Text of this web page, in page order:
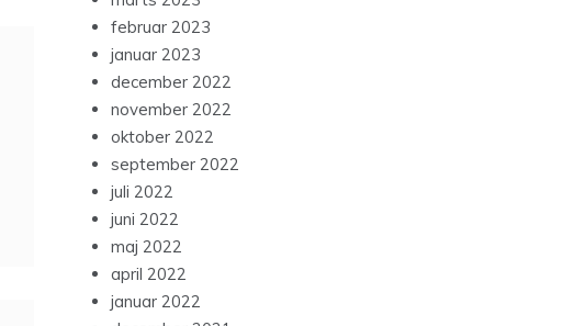
november 2023
september 2023
august 2023
juli 2023
juni 2023
maj 2023
april 2023
marts 2023
februar 2023
januar 2023
december 2022
november 2022